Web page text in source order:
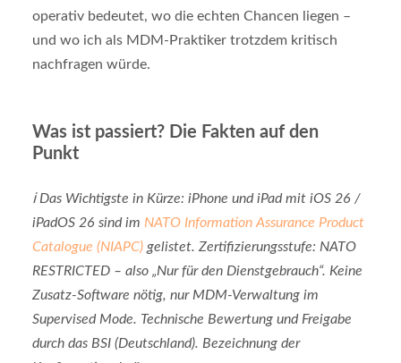
operativ bedeutet, wo die echten Chancen liegen –
und wo ich als MDM-Praktiker trotzdem kritisch
nachfragen würde.
Was ist passiert? Die Fakten auf den
Punkt
ℹ️ Das Wichtigste in Kürze: iPhone und iPad mit iOS 26 /
iPadOS 26 sind im NATO Information Assurance Product
Catalogue (NIAPC)gelistet. Zertifizierungsstufe: NATO
RESTRICTED – also „Nur für den Dienstgebrauch“. Keine
Zusatz-Software nötig, nur MDM-Verwaltung im
Supervised Mode. Technische Bewertung und Freigabe
durch das BSI (Deutschland). Bezeichnung der